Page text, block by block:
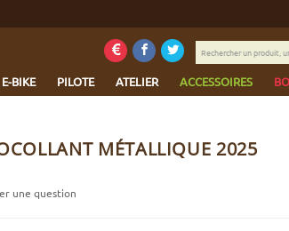
E-BIKE PILOTE ATELIER ACCESSOIRES
Rechercher
un
une
marque...
MÉTALLIQUE 2025
une question